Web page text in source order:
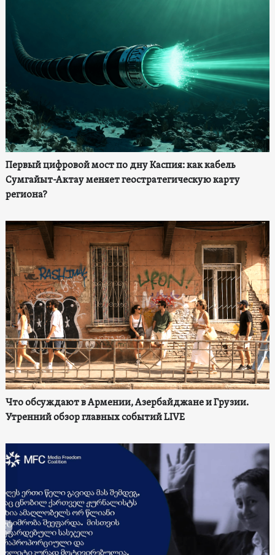
Первый цифровой мост по дну Каспия: как кабель
Сумгайыт-Актау меняет геостратегическую карту
региона?
Что обсуждают в Армении, Азербайджане и Грузии.
Утренний обзор главных событий LIVE